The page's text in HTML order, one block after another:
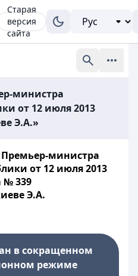
Старая
версия
сайта
министра
от 12 июля 2013
Э.А.»
министра
от 12 июля 2013
№ 339
Э.А.
в сокращенном
режиме